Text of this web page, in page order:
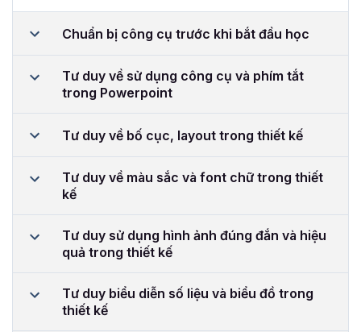
Chuẩn bị công cụ trước khi bắt đầu học
Tư duy về sử dụng công cụ và phím tắt
trong Powerpoint
Tư duy về bố cục, layout trong thiết kế
Tư duy về màu sắc và font chữ trong thiết
kế
Tư duy sử dụng hình ảnh đúng đắn và hiệu
quả trong thiết kế
Tư duy biểu diễn số liệu và biểu đồ trong
thiết kế